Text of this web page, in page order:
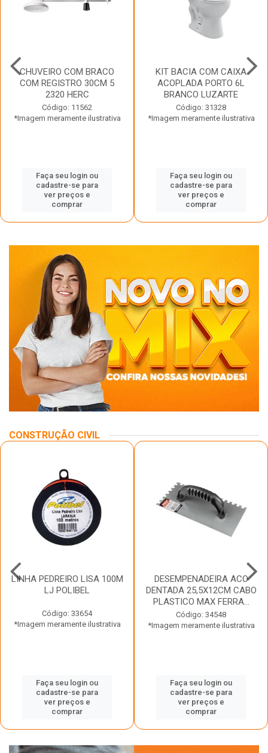
CHUVEIRO COM BRACO
COM REGISTRO 30CM 5
2320 HERC
Código: 11562
*Imagem meramente ilustrativa
Faça seu login ou
cadastre-se para
ver preços e
comprar
KIT BACIA COM CAIXA
ACOPLADA PORTO 6L
BRANCO LUZARTE
Código: 31328
*Imagem meramente ilustrativa
Faça seu login ou
cadastre-se para
ver preços e
comprar
CONSTRUÇÃO CIVIL
LINHA PEDREIRO LISA 100M
LJ POLIBEL
Código: 33654
*Imagem meramente ilustrativa
Faça seu login ou
cadastre-se para
ver preços e
comprar
DESEMPENADEIRA ACO
DENTADA 25,5X12CM CABO
PLASTICO MAX FERRA...
Código: 34548
*Imagem meramente ilustrativa
Faça seu login ou
cadastre-se para
ver preços e
comprar